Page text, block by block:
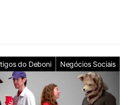
do Deboni Negócios Sociais